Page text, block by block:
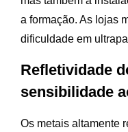
a formação. As lojas
dificuldade em
Refletividade
sensibilidade
Os metais altamente